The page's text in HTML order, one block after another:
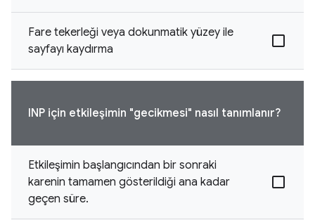
Fare tekerleği veya dokunmatik yüzey ile
sayfayı kaydırma
INP için etkileşimin "gecikmesi" nasıl tanımlanır?
Etkileşimin başlangıcından bir sonraki
karenin tamamen gösterildiği ana kadar
geçen süre.